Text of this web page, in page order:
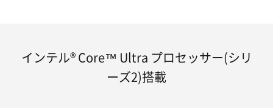
インテル® Core™ Ultra プロセッサー(シリ
ーズ2)搭載